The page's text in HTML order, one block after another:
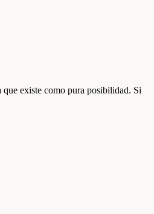
que existe como pura posibilidad. Si